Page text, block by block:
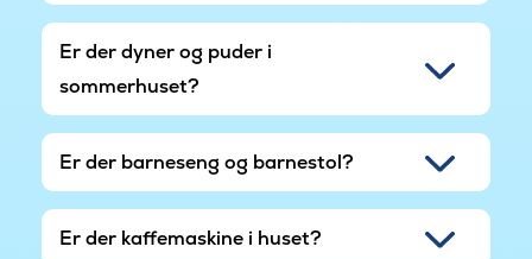
Er der dyner og puder i
sommerhuset?
Er der barneseng og barnestol?
Er der kaffemaskine i huset?